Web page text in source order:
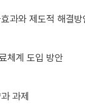
과와 제도적 해결방
체계 도입 방안
과제